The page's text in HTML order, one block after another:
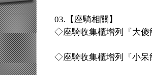
03.【座騎相關】
◇座騎收集櫃增列『大傻
◇座騎收集櫃增列『小呆